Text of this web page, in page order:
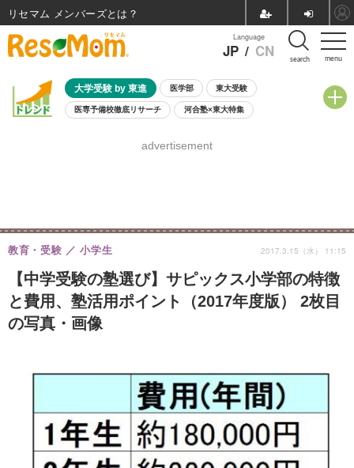
menu
Language
JP / CN search
大学受験 by 東進 医学部 東大受験
医専予備校徹底リサーチ 河合塾×東大特集
8月開催学校説明会・相談会
advertisement
【中学受験の塾選び】サピックス小学部の特徴
と費用、塾活用ポイント（2017年度版） 2枚目
の写真・画像
教育・受験 小学生 2017.3.15（水） 11:15
リセマム メンバーズ